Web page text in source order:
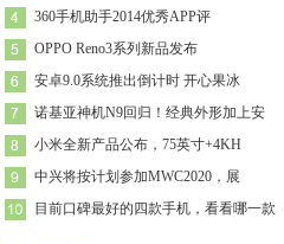
360手机助手2014优秀APP评
OPPO Reno3系列新品发布
安卓9.0系统推出倒计时 开心果冰
诺基亚神机N9回归！经典外形加上安
小米全新产品公布，75英寸+4KH
中兴将按计划参加MWC2020，展
目前口碑最好的四款手机，看看哪一款